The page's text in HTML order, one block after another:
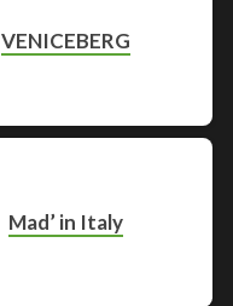
VENICEBERG
Mad’ in Italy